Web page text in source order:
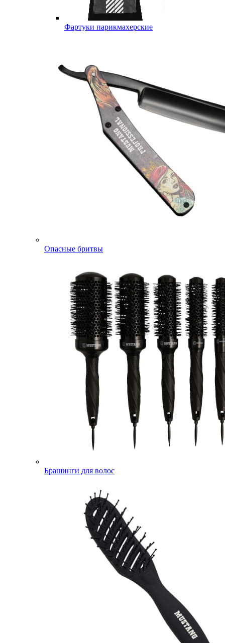
Фартуки парикмахерские
Опасные бритвы
Брашинги для волос